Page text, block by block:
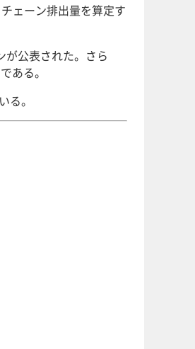
ェーン排出量を算定す
が公表された。さら
ある。
。